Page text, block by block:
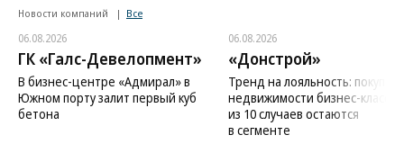
Новости компаний Все
06.08.2026
ГК «Галс-Девелопмент»
В бизнес-центре «Адмирал» в
Южном порту залит первый куб
бетона
06.08.2026
«Донстрой»
Тренд на лояльность:
недвижимости бизнес-класса
из 10 случаев остаются
в сегменте